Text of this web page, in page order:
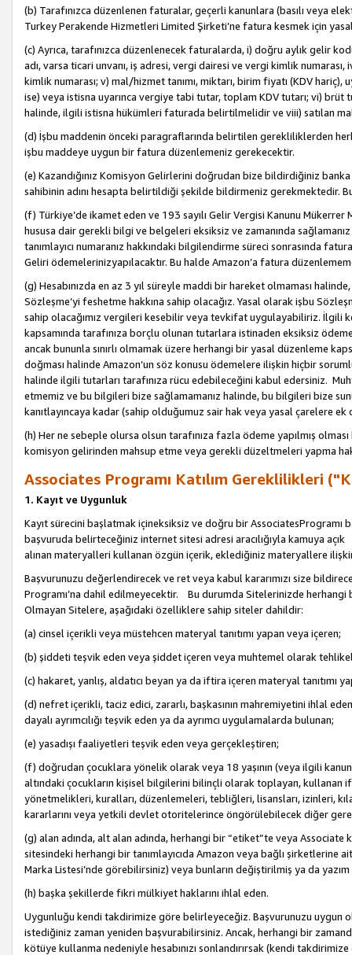
(b) Tarafınızca düzenlenen faturalar, geçerli kanunlara (basılı veya
Turkey Perakende Hizmetleri Limited Şirketi’ne fatura kesmek için
(c) Ayrıca, tarafınızca düzenlenecek faturalarda, i) doğru aylık gelir
adı, varsa ticari unvanı, iş adresi, vergi dairesi ve vergi kimlik
kimlik numarası; v) mal/hizmet tanımı, miktarı, birim fiyatı (KDV
ise) veya istisna uyarınca vergiye tabi tutar, toplam KDV tutarı; vi) brüt
halinde, ilgili istisna hükümleri faturada belirtilmelidir ve viii) satılan
(d) İşbu maddenin önceki paragraflarında belirtilen gerekliliklerden
işbu maddeye uygun bir fatura düzenlemeniz gerekecektir.
(e) Kazandığınız Komisyon Gelirlerini doğrudan bize bildirdiğiniz banka
sahibinin adını hesapta belirtildiği şekilde bildirmeniz gerekmektedir.
(f) Türkiye’de ikamet eden ve 193 sayılı Gelir Vergisi Kanunu
hususa dair gerekli bilgi ve belgeleri eksiksiz ve zamanında
tanımlayıcı numaranız hakkındaki bilgilendirme süreci sonrasında
Geliri ödemelerinizyapılacaktır. Bu halde Amazon’a fatura
(g) Hesabınızda en az 3 yıl süreyle maddi bir hareket olmaması
Sözleşme’yi feshetme hakkına sahip olacağız. Yasal olarak işbu
sahip olacağımız vergileri kesebilir veya tevkifat uygulayabiliriz. İlgili
kapsamında tarafınıza borçlu olunan tutarlara istinaden eksiksiz
ancak bununla sınırlı olmamak üzere herhangi bir yasal düzenleme
doğması halinde Amazon’un söz konusu ödemelere ilişkin hiçbir
halinde ilgili tutarları tarafınıza rücu edebileceğini kabul edersiniz.
etmemiz ve bu bilgileri bize sağlamamanız halinde, bu bilgileri bize
kanıtlayıncaya kadar (sahip olduğumuz sair hak veya yasal çarelere
(h) Her ne sebeple olursa olsun tarafınıza fazla ödeme yapılmış
komisyon gelirinden mahsup etme veya gerekli düzeltmeleri yapma
Associates Programı Katılım Gereklilikleri
1. Kayıt ve Uygunluk
Kayıt sürecini başlatmak içineksiksiz ve doğru bir AssociatesProgramı
başvuruda belirteceğiniz internet sitesi adresi aracılığıyla kamuya
alınan materyalleri kullanan özgün içerik, eklediğiniz materyallere
Başvurunuzu değerlendirecek ve ret veya kabul kararımızı size
Programı’na dahil edilmeyecektir. Bu durumda Sitelerinizde herhangi
Olmayan Sitelere, aşağıdaki özelliklere sahip siteler dahildir:
(a) cinsel içerikli veya müstehcen materyal tanıtımı yapan veya içeren;
(b) şiddeti teşvik eden veya şiddet içeren veya muhtemel olarak
(c) hakaret, yanlış, aldatıcı beyan ya da iftira içeren materyal tanıtımı
(d) nefret içerikli, taciz edici, zararlı, başkasının mahremiyetini ihlal
dayalı ayrımcılığı teşvik eden ya da ayrımcı uygulamalarda bulunan;
(e) yasadışı faaliyetleri teşvik eden veya gerçekleştiren;
(f) doğrudan çocuklara yönelik olarak veya 18 yaşının (veya ilgili
altındaki çocukların kişisel bilgilerini bilinçli olarak toplayan, kullanan
yönetmelikleri, kuralları, düzenlemeleri, tebliğleri, lisansları, izinleri,
kararlarını veya yetkili devlet otoritelerince öngörülebilecek diğer
(g) alan adında, alt alan adında, herhangi bir “etiket”te veya
sitesindeki herhangi bir tanımlayıcıda Amazon veya bağlı şirketlerine
Marka Listesi’nde görebilirsiniz) veya bunların değiştirilmiş ya da
(h) başka şekillerde fikri mülkiyet haklarını ihlal eden.
Uygunluğu kendi takdirimize göre belirleyeceğiz. Başvurunuzu uygun
istediğiniz zaman yeniden başvurabilirsiniz. Ancak, herhangi bir
kötüye kullanma nedeniyle hesabınızı sonlandırırsak (kendi